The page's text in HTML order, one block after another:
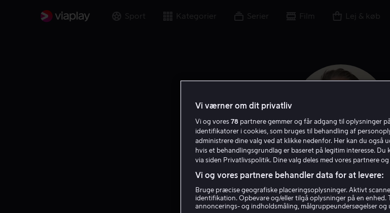
Sport Kategorier Serier Film Lej & køb
Greg
Instruktør Producer Filmproducent
Vi værner om dit privatliv
Vi og vores 78 partnere gemmer og får adgang til oplysninger
identifikatorer i cookies, som bruges til behandling af
administrere dine valg ved at klikke nedenfor. Her kan du også
hvis et behandlingsgrundlag er baseret på legitim interesse.
via siden Privatlivspolitik. Dine valg deles med vores partnere
Vi og vores partnere behandler data for at levere:
Bruge præcise geografiske placeringsoplysninger. Aktivt
identifikation. Opbevare og/eller tilgå oplysninger på en enhed.
annoncerings- og indholdsmåling, målgruppeundersøgelser og